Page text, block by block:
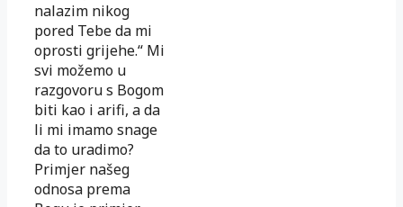
nalazim nikog
pored Tebe da mi
oprosti grijehe.“ Mi
svi možemo u
razgovoru s Bogom
biti kao i arifi, a da
li mi imamo snage
da to uradimo?
Primjer našeg
odnosa prema